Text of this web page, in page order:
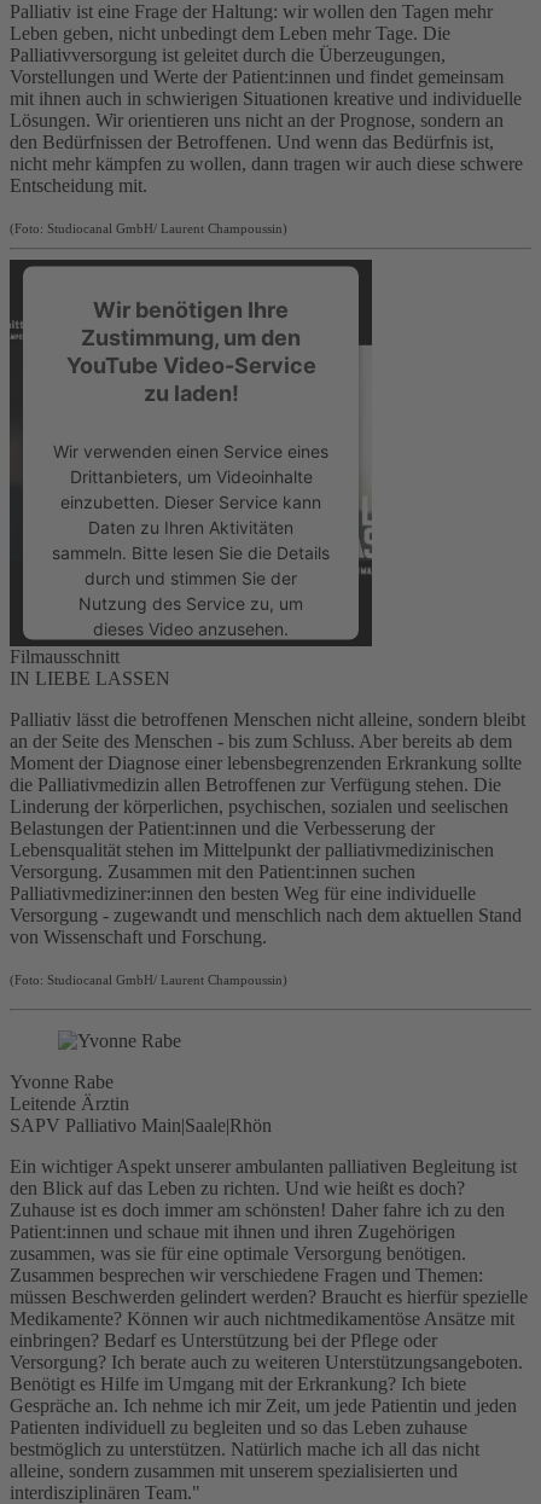
Akzeptieren
powered by Usercentrics Consent
Management Platform&eRecht24
Palliativ ist eine Frage der Haltung: wir wollen den Tagen mehr
Leben geben, nicht unbedingt dem Leben mehr Tage. Die
Palliativversorgung ist geleitet durch die Überzeugungen,
Vorstellungen und Werte der Patient:innen und findet gemeinsam
mit ihnen auch in schwierigen Situationen kreative und individuelle
Lösungen. Wir orientieren uns nicht an der Prognose, sondern an
den Bedürfnissen der Betroffenen. Und wenn das Bedürfnis ist,
nicht mehr kämpfen zu wollen, dann tragen wir auch diese schwere
Entscheidung mit.
(Foto: Studiocanal GmbH/ Laurent Champoussin)
Wir benötigen Ihre
Zustimmung, um den
YouTube Video-Service
zu laden!
Wir verwenden einen Service eines
Drittanbieters, um Videoinhalte
einzubetten. Dieser Service kann
Daten zu Ihren Aktivitäten
sammeln. Bitte lesen Sie die Details
durch und stimmen Sie der
Nutzung des Service zu, um
dieses Video anzusehen.
Mehr Informationen
Akzeptieren
powered byUsercentrics Consent
Management Platform&eRecht24
Filmausschnitt
IN LIEBE LASSEN
Palliativ lässt die betroffenen Menschen nicht alleine, sondern bleibt
an der Seite des Menschen - bis zum Schluss. Aber bereits ab dem
Moment der Diagnose einer lebensbegrenzenden Erkrankung sollte
die Palliativmedizin allen Betroffenen zur Verfügung stehen. Die
Linderung der körperlichen, psychischen, sozialen und seelischen
Belastungen der Patient:innen und die Verbesserung der
Lebensqualität stehen im Mittelpunkt der palliativmedizinischen
Versorgung. Zusammen mit den Patient:innen suchen
Palliativmediziner:innen den besten Weg für eine individuelle
Versorgung - zugewandt und menschlich nach dem aktuellen Stand
von Wissenschaft und Forschung.
(Foto: Studiocanal GmbH/ Laurent Champoussin)
Yvonne Rabe
Leitende Ärztin
SAPV Palliativo Main|Saale|Rhön
Ein wichtiger Aspekt unserer ambulanten palliativen Begleitung ist
den Blick auf das Leben zu richten. Und wie heißt es doch?
Zuhause ist es doch immer am schönsten! Daher fahre ich zu den
Patient:innen und schaue mit ihnen und ihren Zugehörigen
zusammen, was sie für eine optimale Versorgung benötigen.
Zusammen besprechen wir verschiedene Fragen und Themen:
müssen Beschwerden gelindert werden? Braucht es hierfür spezielle
Medikamente? Können wir auch nichtmedikamentöse Ansätze mit
einbringen? Bedarf es Unterstützung bei der Pflege oder
Versorgung? Ich berate auch zu weiteren Unterstützungsangeboten.
Benötigt es Hilfe im Umgang mit der Erkrankung? Ich biete
Gespräche an. Ich nehme ich mir Zeit, um jede Patientin und jeden
Patienten individuell zu begleiten und so das Leben zuhause
bestmöglich zu unterstützen. Natürlich mache ich all das nicht
alleine, sondern zusammen mit unserem spezialisierten und
interdisziplinären Team."